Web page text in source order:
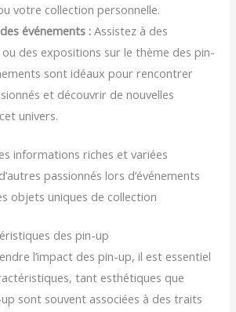
votre collection personnelle.
événements : Assistez à des
des expositions sur le thème des pin-
sont idéaux pour rencontrer
et découvrir de nouvelles
univers.
informations riches et variées
passionnés lors d’événements
objets uniques de collection
des pin-up
l’impact des pin-up, il est essentiel
tant esthétiques que
sont souvent associées à des traits